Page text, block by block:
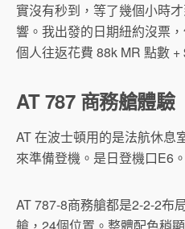
實沒有秒到，等了幾個小時
響。我出發的日期紐約沒票
個人往返花費 88k MR 點數 +
AT 787 商務艙體驗
AT 在波士頓用的是法航休息
來準備登機。是日登機口E6。
AT 787-8商務艙都是2-2-2布